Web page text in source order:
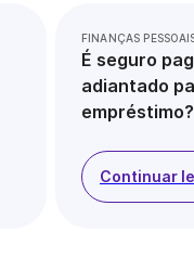
FINANÇAS
É seguro
adiantado
empréstimo?
Continuar